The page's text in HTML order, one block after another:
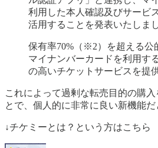
利用した本人確認及びサービ
活用することを発表いたしまし
保有率70%（※2）を超える公
マイナンバーカードを利用す
の高いチケットサービスを提
これによって過剰な転売目的の購
とで、個人的に非常に良い新機能だ
↓チケミーとは？という方はこちら